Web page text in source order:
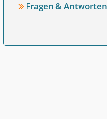
Fragen & Antworten